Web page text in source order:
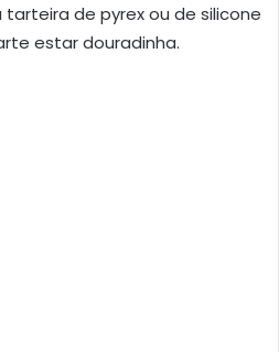
de pyrex ou de silicone
estar douradinha.